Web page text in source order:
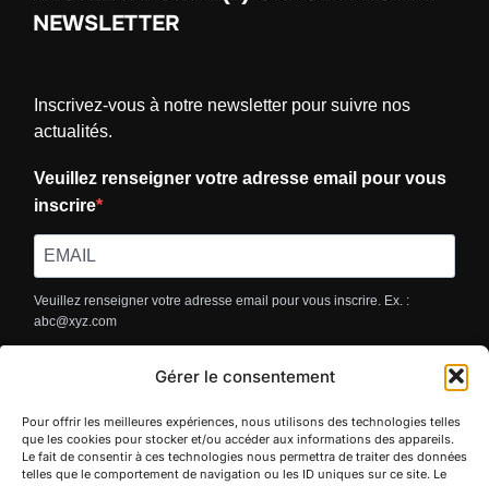
Gérer le consentement
Pour offrir les meilleures expériences, nous utilisons des technologies telles
que les cookies pour stocker et/ou accéder aux informations des appareils.
Le fait de consentir à ces technologies nous permettra de traiter des données
telles que le comportement de navigation ou les ID uniques sur ce site. Le
NEWSLETTER
Inscrivez-vous à notre newsletter pour suivre nos
actualités.
Veuillez renseigner votre adresse email pour vous
inscrire
Veuillez renseigner votre adresse email pour vous inscrire. Ex. :
abc@xyz.com
S'INSCRIRE